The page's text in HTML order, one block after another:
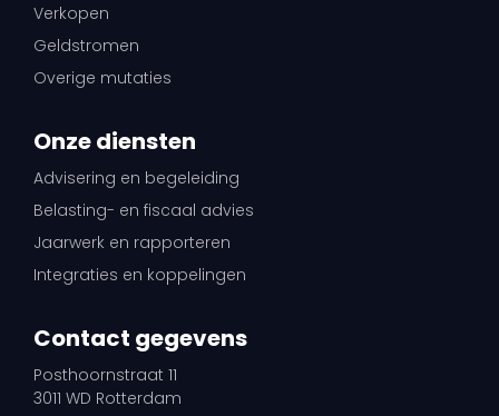
Verkopen
Geldstromen
Overige mutaties
Onze diensten
Advisering en begeleiding
Belasting- en fiscaal advies
Jaarwerk en rapporteren
Integraties en koppelingen
Contact gegevens
Posthoornstraat 11
3011 WD Rotterdam